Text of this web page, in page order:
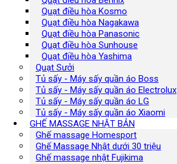
Quạt điều hòa Kosmo
Quạt điều hòa Nagakawa
Quạt điều hòa Panasonic
Quạt điều hòa Sunhouse
Quạt điều hòa Yashima
Quạt Sưởi
Tủ sấy - Máy sấy quần áo Boss
Tủ sấy - Máy sấy quần áo Electrolux
Tủ sấy - Máy sấy quần áo LG
Tủ sấy - Máy sấy quần áo Xiaomi
GHẾ MASSAGE NHẬT BẢN
Ghế massage Homesport
Ghế Massage Nhật dưới 30 triệu
Ghế massage nhật Fujikima